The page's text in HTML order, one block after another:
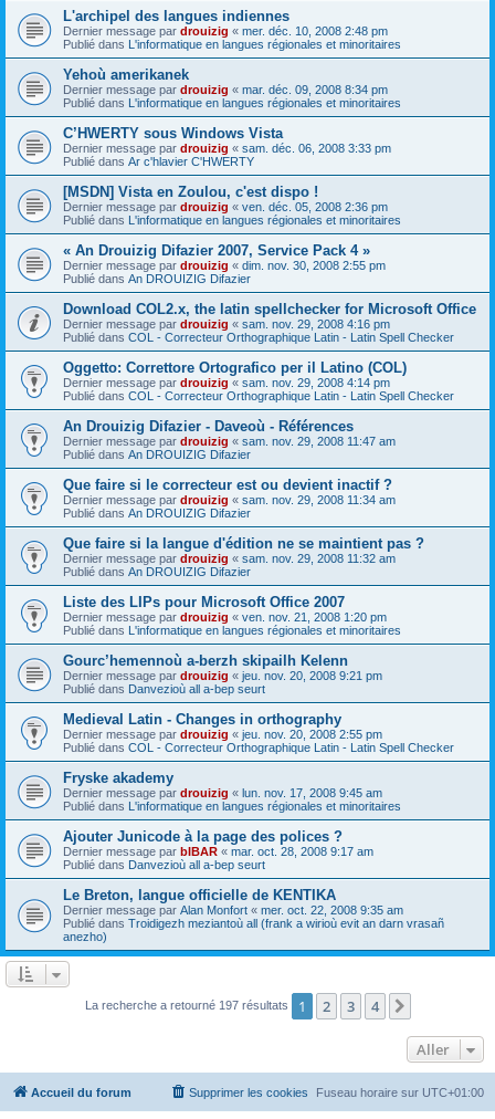
L'archipel des langues indiennes
Dernier message par drouizig « mer. déc. 10, 2008 2:48 pm
Publié dans L'informatique en langues régionales et minoritaires
Yehoù amerikanek
Dernier message par drouizig « mar. déc. 09, 2008 8:34 pm
Publié dans L'informatique en langues régionales et minoritaires
C’HWERTY sous Windows Vista
Dernier message par drouizig « sam. déc. 06, 2008 3:33 pm
Publié dans Ar c'hlavier C'HWERTY
[MSDN] Vista en Zoulou, c'est dispo !
Dernier message par drouizig « ven. déc. 05, 2008 2:36 pm
Publié dans L'informatique en langues régionales et minoritaires
« An Drouizig Difazier 2007, Service Pack 4 »
Dernier message par drouizig « dim. nov. 30, 2008 2:55 pm
Publié dans An DROUIZIG Difazier
Download COL2.x, the latin spellchecker for Microsoft Office
Dernier message par drouizig « sam. nov. 29, 2008 4:16 pm
Publié dans COL - Correcteur Orthographique Latin - Latin Spell Checker
Oggetto: Correttore Ortografico per il Latino (COL)
Dernier message par drouizig « sam. nov. 29, 2008 4:14 pm
Publié dans COL - Correcteur Orthographique Latin - Latin Spell Checker
An Drouizig Difazier - Daveoù - Références
Dernier message par drouizig « sam. nov. 29, 2008 11:47 am
Publié dans An DROUIZIG Difazier
Que faire si le correcteur est ou devient inactif ?
Dernier message par drouizig « sam. nov. 29, 2008 11:34 am
Publié dans An DROUIZIG Difazier
Que faire si la langue d'édition ne se maintient pas ?
Dernier message par drouizig « sam. nov. 29, 2008 11:32 am
Publié dans An DROUIZIG Difazier
Liste des LIPs pour Microsoft Office 2007
Dernier message par drouizig « ven. nov. 21, 2008 1:20 pm
Publié dans L'informatique en langues régionales et minoritaires
Gourc’hemennoù a-berzh skipailh Kelenn
Dernier message par drouizig « jeu. nov. 20, 2008 9:21 pm
Publié dans Danvezioù all a-bep seurt
Medieval Latin - Changes in orthography
Dernier message par drouizig « jeu. nov. 20, 2008 2:55 pm
Publié dans COL - Correcteur Orthographique Latin - Latin Spell Checker
Fryske akademy
Dernier message par drouizig « lun. nov. 17, 2008 9:45 am
Publié dans L'informatique en langues régionales et minoritaires
Ajouter Junicode à la page des polices ?
Dernier message par bIBAR « mar. oct. 28, 2008 9:17 am
Publié dans Danvezioù all a-bep seurt
Le Breton, langue officielle de KENTIKA
Dernier message par Alan Monfort « mer. oct. 22, 2008 9:35 am
Publié dans Troidigezh meziantoù all (frank a wirioù evit an darn vrasañ
anezho)
La recherche a retourné 197 résultats 1 2 3 4
Aller
Accueil du forum Fuseau horaire sur UTC+01:00
Supprimer les cookies